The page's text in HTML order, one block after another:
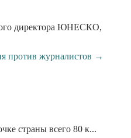
директора ЮНЕСКО,
против журналистов →
страны всего 80 к...